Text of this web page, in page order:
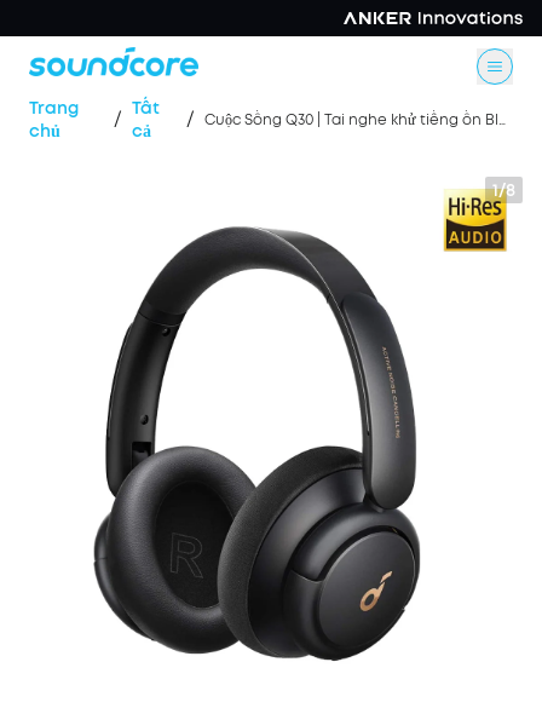
Trang
chủ
/ Tất
cả
/ Cuộc Sống Q30 | Tai nghe khử tiếng ồn Bluetooth
1/8